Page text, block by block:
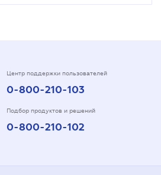
Центр поддержки пользователей
0-800-210-103
Подбор продуктов и решений
0-800-210-102